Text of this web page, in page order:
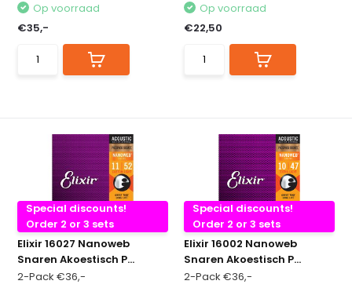
Op voorraad
€35,-
Op voorraad
€22,50
Special discounts!
Order 2 or 3 sets
Elixir 16027 Nanoweb
Snaren Akoestisch P...
2-Pack €36,-
Special discounts!
Order 2 or 3 sets
Elixir 16002 Nanoweb
Snaren Akoestisch P...
2-Pack €36,-